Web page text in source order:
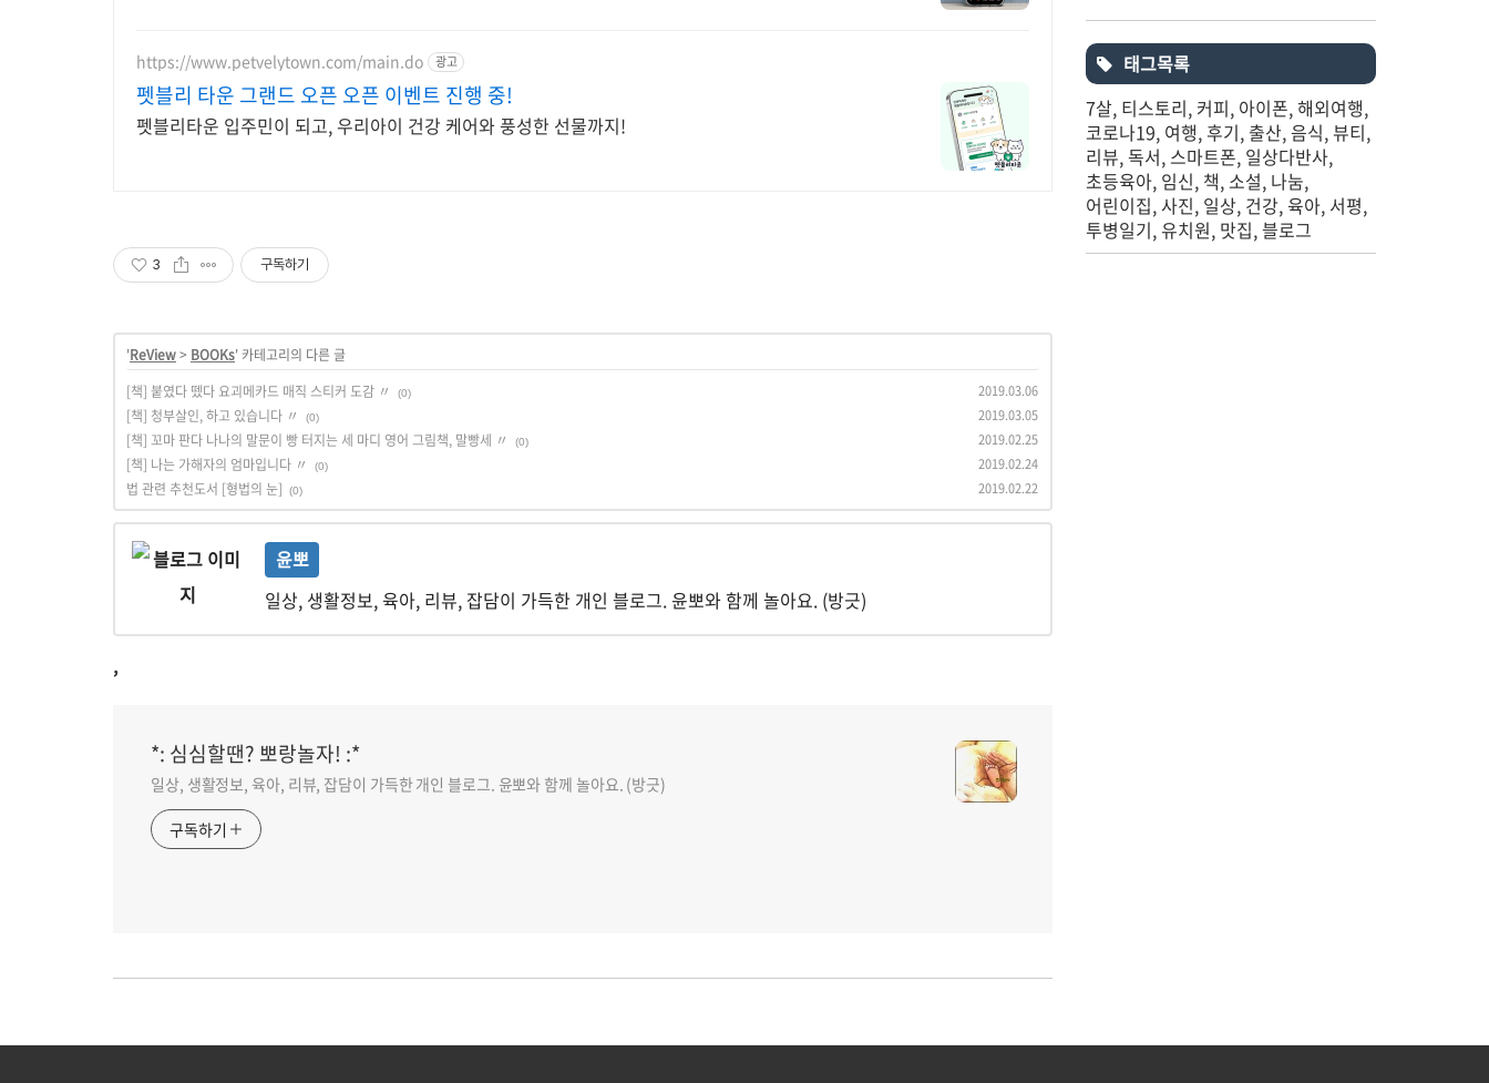
https://www.petvelytown.com/main.do 광고
펫블리 타운 그랜드 오픈 오픈 이벤트 진행 중!
펫블리타운 입주민이 되고, 우리아이 건강 케어와 풍성한 선물까지!
3 구독하기
'ReView> BOOKs' 카테고리의 다른 글
[책] 붙였다 뗐다 요괴메카드 매직 스티커 도감 〃
(0) 2019.03.06
[책] 청부살인, 하고 있습니다 〃 (0) 2019.03.05
[책] 꼬마 판다 나나의 말문이 빵 터지는 세 마디 영어 그림책, 말빵세 〃 (0) 2019.02.25
[책] 나는 가해자의 엄마입니다 〃 (0) 2019.02.24
법 관련 추천도서 [형법의 눈] (0) 2019.02.22
윤뽀
일상, 생활정보, 육아, 리뷰, 잡담이 가득한 개인 블로그. 윤뽀와 함께 놀아요. (방긋)
,
*: 심심할땐? 뽀랑놀자! :*
일상, 생활정보, 육아, 리뷰, 잡담이 가득한 개인 블로그. 윤뽀와 함께 놀아요. (방긋)
구독하기
태그목록
7살 티스토리 커피 아이폰 해외여행
코로나19 여행 후기 출산 음식 뷰티
리뷰 독서 스마트폰 일상다반사
초등육아 임신 책 소설 나눔
어린이집 사진 일상 건강 육아 서평
투병일기 유치원 맛집 블로그